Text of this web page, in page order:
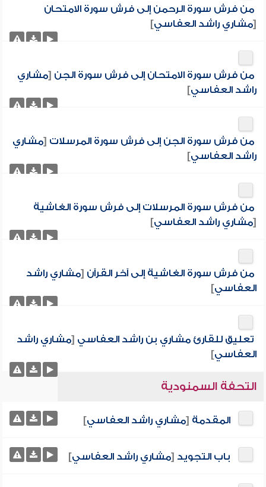
من فرش سورة الرحمن إلى فرش سورة الامتحان
[مشاري راشد العفاسي]
من فرش سورة الامتحان إلى فرش سورة الجن [مشاري
راشد العفاسي]
من فرش سورة الجن إلى فرش سورة المرسلات [مشاري
راشد العفاسي]
من فرش سورة المرسلات إلى فرش سورة الغاشية
[مشاري راشد العفاسي]
من فرش سورة الغاشية إلى آخر القرآن [مشاري راشد
العفاسي]
تعليق للقارئ مشاري بن راشد العفاسي [مشاري راشد
العفاسي]
التحفة السمنودية
المقدمة [مشاري راشد العفاسي]
باب التجويد [مشاري راشد العفاسي]